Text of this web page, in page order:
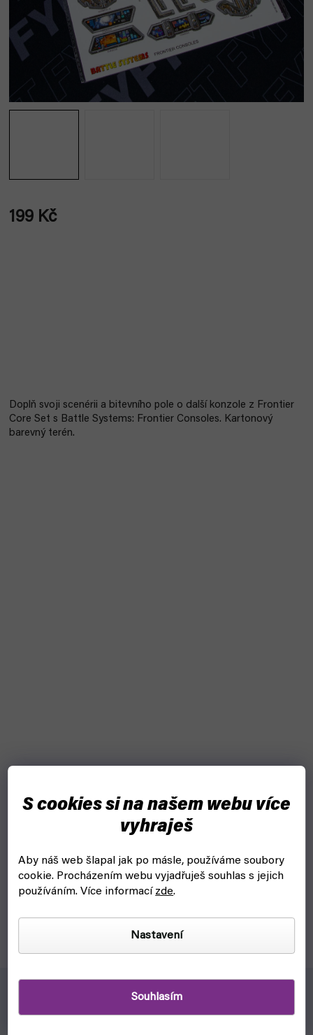
S cookies si na našem webu více
vyhraješ
Aby náš web šlapal jak po másle, používáme soubory
cookie. Procházením webu vyjadřuješ souhlas s jejich
používáním. Více informací zde.
Nastavení
Souhlasím
199 Kč
Doplň svoji scenérii a bitevního pole o další konzole z Frontier
Core Set s Battle Systems: Frontier Consoles. Kartonový
barevný terén.
Battle Systems: Frontier Core Set
2 049 Kč Do košíku
Pro koho?